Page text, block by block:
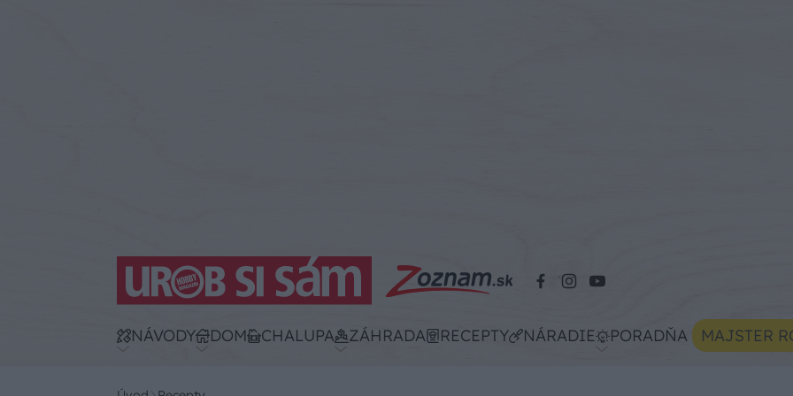
NÁVODY DOM CHALUPA ZÁHRADA RECEPTY NÁRADIE PORADŇA MAJSTER